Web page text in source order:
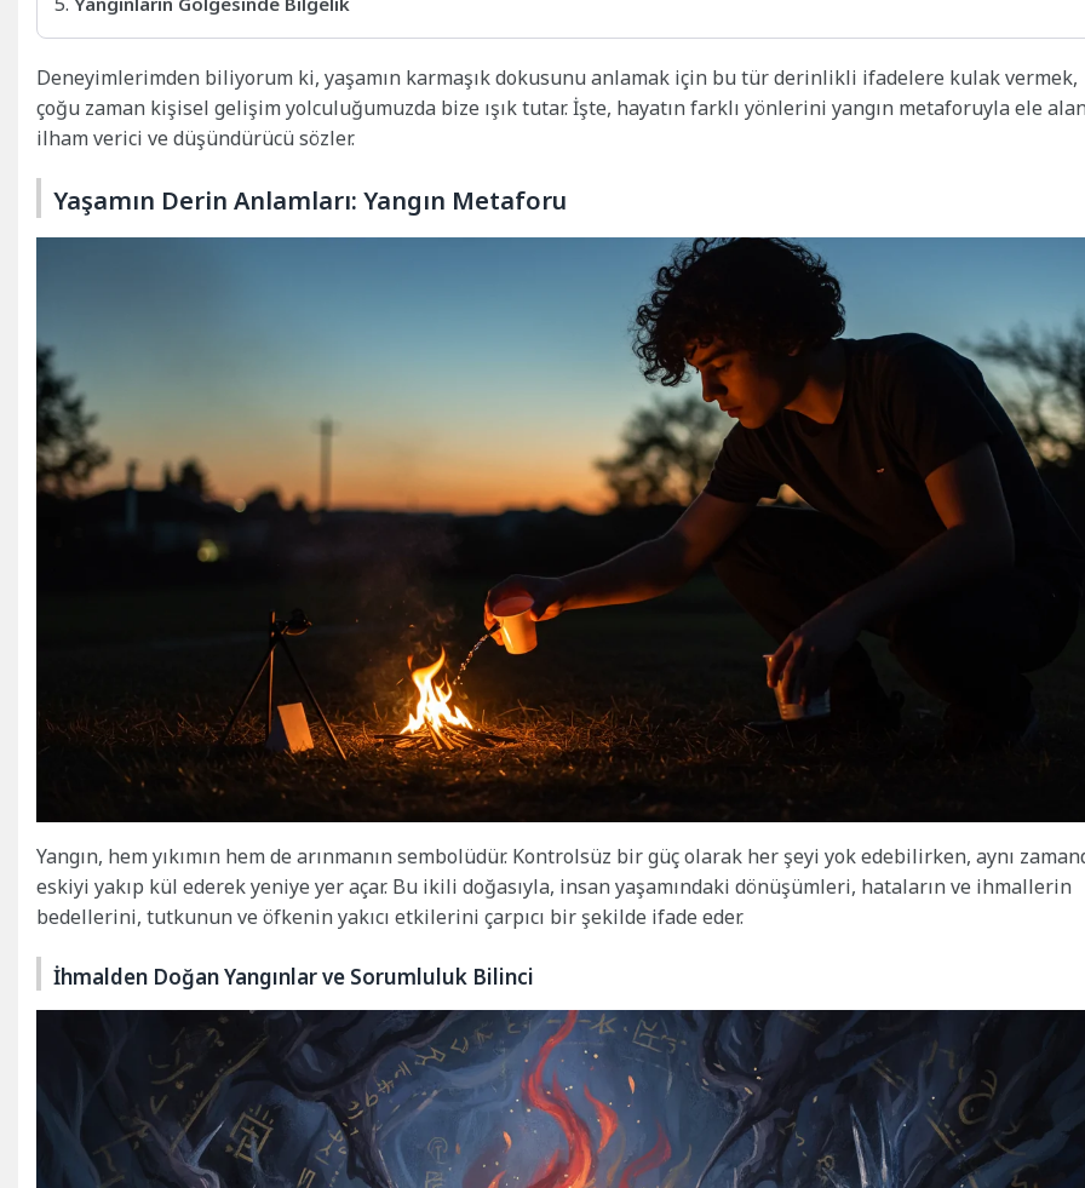
Deneyimlerimden biliyorum ki, yaşamın karmaşık dokusunu anlamak için bu tür derinlikli ifadelere kulak vermek,
çoğu zaman kişisel gelişim yolculuğumuzda bize ışık tutar. İşte, hayatın farklı yönlerini yangın metaforuyla ele
ilham verici ve düşündürücü sözler.
Yaşamın Derin Anlamları: Yangın Metaforu
Yangın, hem yıkımın hem de arınmanın sembolüdür. Kontrolsüz bir güç olarak her şeyi yok edebilirken, aynı
eskiyi yakıp kül ederek yeniye yer açar. Bu ikili doğasıyla, insan yaşamındaki dönüşümleri, hataların ve ihmallerin
bedellerini, tutkunun ve öfkenin yakıcı etkilerini çarpıcı bir şekilde ifade eder.
İhmalden Doğan Yangınlar ve Sorumluluk Bilinci